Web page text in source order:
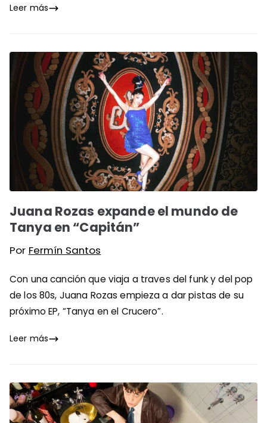
Leer más
Juana Rozas expande el mundo de
Tanya en “Capitán”
Por Fermín Santos
Con una canción que viaja a traves del funk y del pop
de los 80s, Juana Rozas empieza a dar pistas de su
próximo EP, “Tanya en el Crucero”.
Leer más